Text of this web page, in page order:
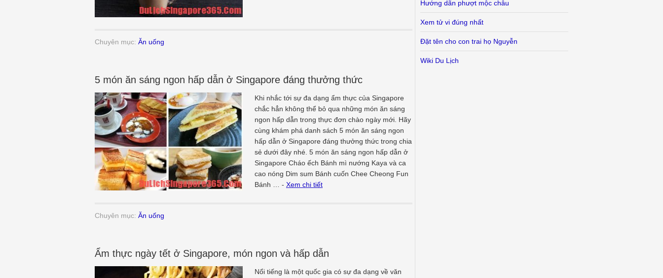
Chuyên mục: Ăn uống
5 món ăn sáng ngon hấp dẫn ở Singapore đáng thưởng thức
Khi nhắc tới sự đa dạng ẩm thực của Singapore
chắc hẳn không thể bỏ qua những món ăn sáng
ngon hấp dẫn trong thực đơn chào ngày mới. Hãy
cùng khám phá danh sách 5 món ăn sáng ngon
hấp dẫn ở Singapore đáng thưởng thức trong chia
sẻ dưới đây nhé. 5 món ăn sáng ngon hấp dẫn ở
Singapore Cháo ếch Bánh mì nướng Kaya và ca
cao nóng Dim sum Bánh cuốn Chee Cheong Fun
Bánh … - Xem chi tiết
Chuyên mục: Ăn uống
Ẩm thực ngày tết ở Singapore, món ngon và hấp dẫn
Nổi tiếng là một quốc gia có sự đa dạng về văn
Hướng dãn phượt mộc châu
Xem tử vi đúng nhất
Đặt tên cho con trai họ Nguyễn
Wiki Du Lịch